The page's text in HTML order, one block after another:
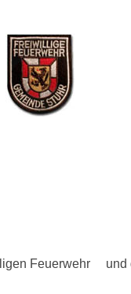
Feuerwehr und